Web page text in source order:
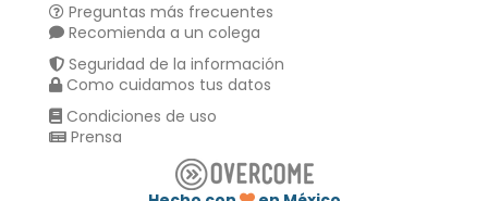
Preguntas más frecuentes
Recomienda a un colega
Seguridad de la información
Como cuidamos tus datos
Condiciones de uso
Prensa